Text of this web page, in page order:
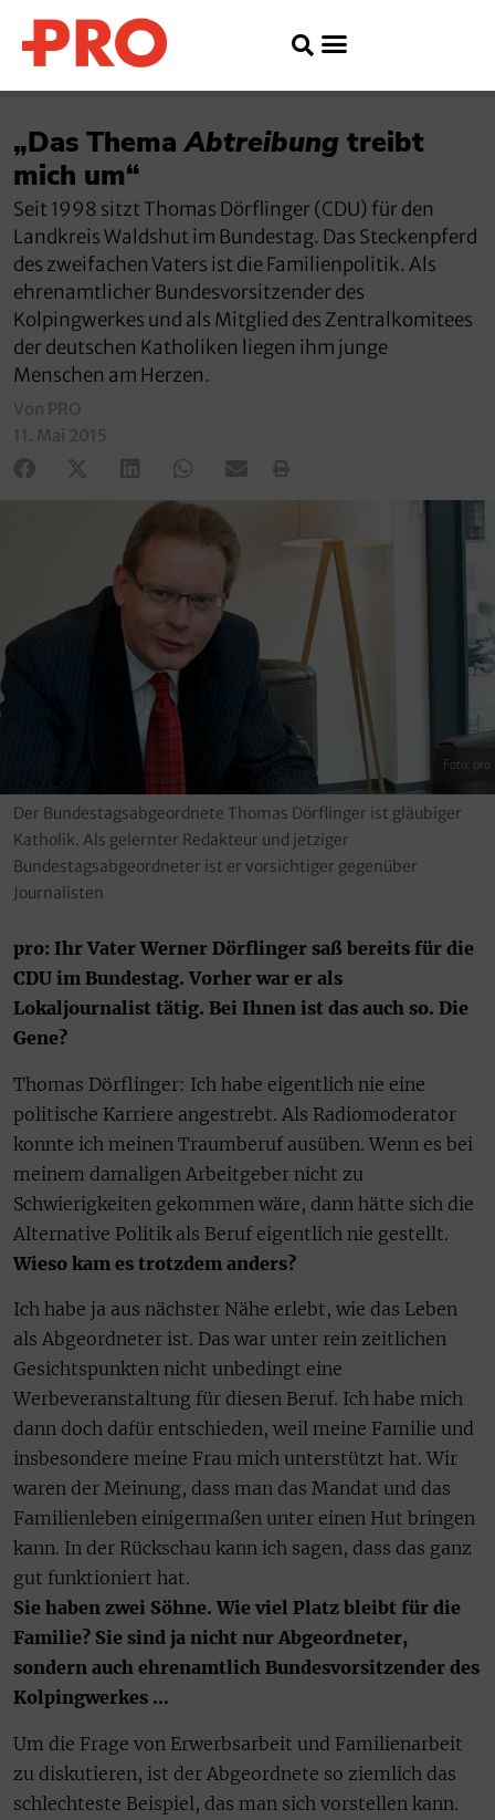
„Das ThemaAbtreibung treibt
mich um“
Seit 1998 sitzt Thomas Dörflinger (CDU) für den
Landkreis Waldshut im Bundestag. Das Steckenpferd
des zweifachen Vaters ist die Familienpolitik. Als
ehrenamtlicher Bundesvorsitzender des
Kolpingwerkes und als Mitglied des Zentralkomitees
der deutschen Katholiken liegen ihm junge
Menschen am Herzen.
Von PRO
11. Mai 2015
Foto: pro
Der Bundestagsabgeordnete Thomas Dörflinger ist gläubiger
Katholik. Als gelernter Redakteur und jetziger
Bundestagsabgeordneter ist er vorsichtiger gegenüber
Journalisten
pro: Ihr Vater Werner Dörflinger saß bereits für die
CDU im Bundestag. Vorher war er als
Lokaljournalist tätig. Bei Ihnen ist das auch so. Die
Gene?
Thomas Dörflinger: Ich habe eigentlich nie eine
politische Karriere angestrebt. Als Radiomoderator
konnte ich meinen Traumberuf ausüben. Wenn es bei
meinem damaligen Arbeitgeber nicht zu
Schwierigkeiten gekommen wäre, dann hätte sich die
Alternative Politik als Beruf eigentlich nie gestellt.
Wieso kam es trotzdem anders?
Ich habe ja aus nächster Nähe erlebt, wie das Leben
als Abgeordneter ist. Das war unter rein zeitlichen
Gesichtspunkten nicht unbedingt eine
Werbeveranstaltung für diesen Beruf. Ich habe mich
dann doch dafür entschieden, weil meine Familie und
insbesondere meine Frau mich unterstützt hat. Wir
waren der Meinung, dass man das Mandat und das
Familienleben einigermaßen unter einen Hut bringen
kann. In der Rückschau kann ich sagen, dass das ganz
gut funktioniert hat.
Sie haben zwei Söhne. Wie viel Platz bleibt für die
Familie? Sie sind ja nicht nur Abgeordneter,
sondern auch ehrenamtlich Bundesvorsitzender des
Kolpingwerkes …
Um die Frage von Erwerbsarbeit und Familienarbeit
zu diskutieren, ist der Abgeordnete so ziemlich das
schlechteste Beispiel, das man sich vorstellen kann.